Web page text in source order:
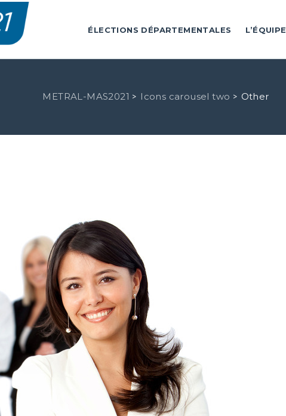
ÉLECTIONS DÉPARTEMENTALES L’ÉQUIPE
METRAL-MAS2021 > Icons carousel two > Other